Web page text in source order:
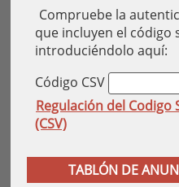
Compruebe la
que incluyen el código
introduciéndolo aquí:
Código CSV
Regulación del
(CSV)
TABLÓN DE